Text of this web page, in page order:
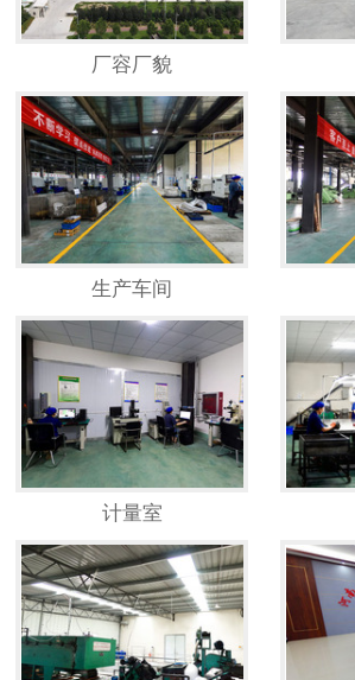
厂容厂貌
生产车间
计量室